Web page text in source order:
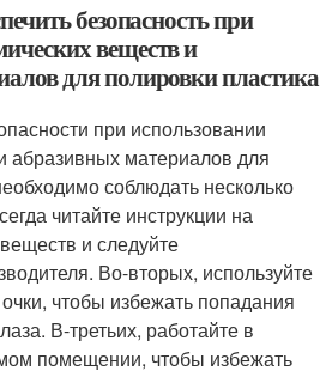
безопасность при
веществ и
для полировки пластика
при использовании
абразивных материалов для
соблюдать несколько
читайте инструкции на
и следуйте
Во-вторых, используйте
чтобы избежать попадания
В-третьих, работайте в
помещении, чтобы избежать